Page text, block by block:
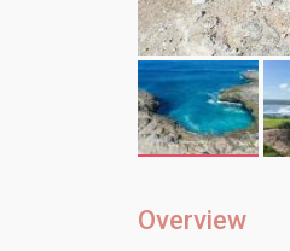
Overview